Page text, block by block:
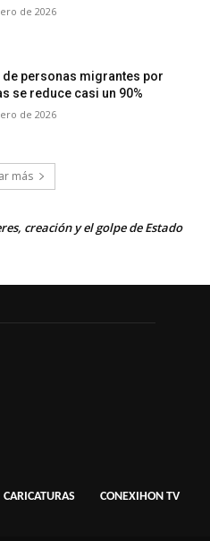
de 2026
de personas migrantes por
se reduce casi un 90%
de 2026
más
creación y el golpe de Estado
CARICATURAS CONEXIHON TV